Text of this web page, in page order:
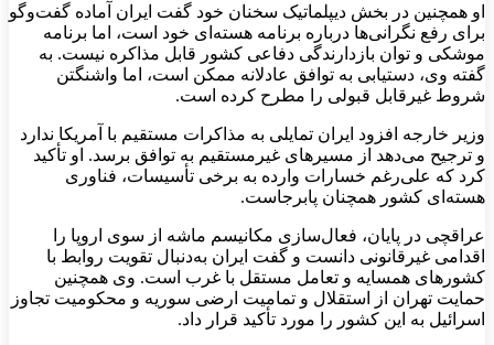
او همچنین در بخش دیپلماتیک سخنان خود گفت ایران آماده گفت‌وگو
برای رفع نگرانی‌ها درباره برنامه هسته‌ای خود است، اما برنامه
موشکی و توان بازدارندگی دفاعی کشور قابل مذاکره نیست. به
گفته وی، دستیابی به توافق عادلانه ممکن است، اما واشنگتن
شروط غیرقابل قبولی را مطرح کرده است.
وزیر خارجه افزود ایران تمایلی به مذاکرات مستقیم با آمریکا ندارد
و ترجیح می‌دهد از مسیرهای غیرمستقیم به توافق برسد. او تأکید
کرد که علی‌رغم خسارات وارده به برخی تأسیسات، فناوری
هسته‌ای کشور همچنان پابرجاست.
عراقچی در پایان، فعال‌سازی مکانیسم ماشه از سوی اروپا را
اقدامی غیرقانونی دانست و گفت ایران به‌دنبال تقویت روابط با
کشورهای همسایه و تعامل مستقل با غرب است. وی همچنین
حمایت تهران از استقلال و تمامیت ارضی سوریه و محکومیت تجاوز
اسرائیل به این کشور را مورد تأکید قرار داد.